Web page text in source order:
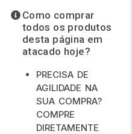
Como comprar
todos os produtos
desta página em
atacado hoje?
PRECISA DE
AGILIDADE NA
SUA COMPRA?
COMPRE
DIRETAMENTE